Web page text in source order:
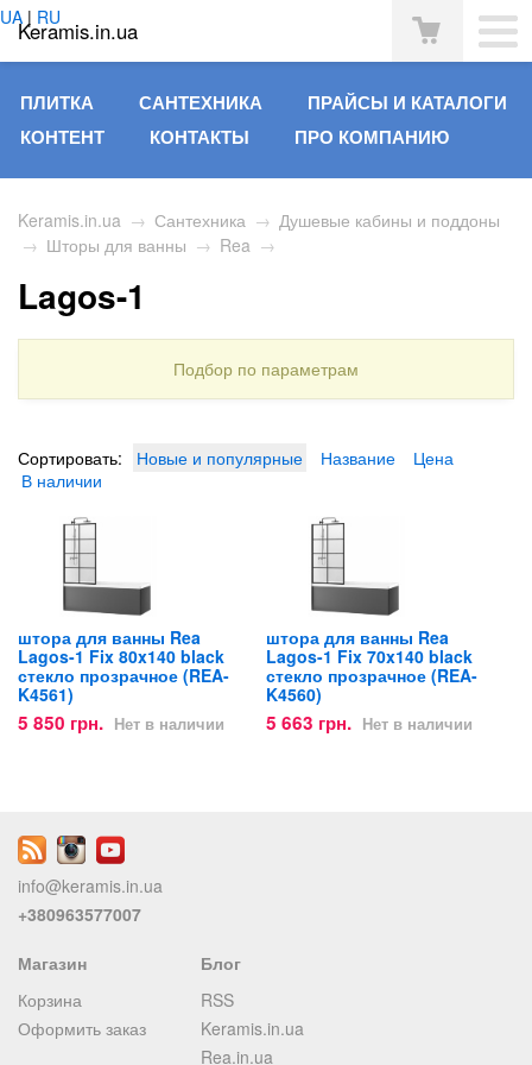
Keramis.in.ua
UA | RU
ПЛИТКА САНТЕХНИКА
ПРАЙСЫ И КАТАЛОГИ
КОНТЕНТ
КОНТАКТЫ ПРО КОМПАНИЮ
Keramis.in.ua → Сантехника → Душевые кабины и поддоны
→ Шторы для ванны → Rea →
Lagos-1
Подбор по параметрам
Сортировать: Новые и популярные Название
Цена
В наличии
штора для ванны Rea
Lagos-1 Fix 80x140 black
стекло прозрачное (REA-
K4561)
5 850 грн. Нет в наличии
штора для ванны Rea
Lagos-1 Fix 70x140 black
стекло прозрачное (REA-
K4560)
5 663 грн. Нет в наличии
info@keramis.in.ua
+380963577007
Магазин
Корзина
Оформить заказ
Блог
RSS
Keramis.in.ua
Rea.in.ua